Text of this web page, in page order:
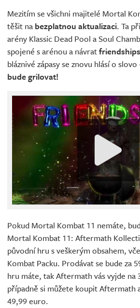
Mezitím se všichni majitelé Mortal
těšit na bezplatnou aktualizaci. Ta
arény Klassic Dead Pool a Soul
spojené s arénou a návratfriendships
bláznivé zápasy se znovu hlásí o
bude grilovat!
Pokud Mortal Kombat 11 nemáte,
Mortal Kombat 11: Aftermath
původní hru s veškerým obsahem,
Kombat Packu. Prodávat se bude za
hru máte, tak Aftermath vás vyjde na
případně si můžete koupit Aftermath
49,99 euro.